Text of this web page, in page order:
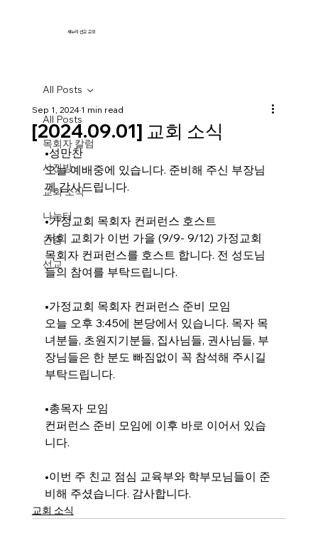
새누리 선교 교회
All Posts
목회자 칼럼
사진방
교회 소식
나눔터
간증
선교
All Posts
[2024.09.01] 교회 소식
Sep 1, 20241 min read
•성만찬
오늘 예배중에 있습니다. 준비해 주신 부장님
께 감사드립니다.
•가정교회 목회자 컨퍼런스 호스트
저희 교회가 이번 가을 (9/9- 9/12) 가정교회
목회자 컨퍼런스를 호스트 합니다. 전 성도님
들의 참여를 부탁드립니다.
•가정교회 목회자 컨퍼런스 준비 모임
오늘 오후 3:45에 본당에서 있습니다. 목자 목
녀분들, 초원지기분들, 집사님들, 권사님들, 부
장님들은 한 분도 빠짐없이 꼭 참석해 주시길
부탁드립니다.
•총목자 모임
컨퍼런스 준비 모임에 이후 바로 이어서 있습
니다.
•이번 주 친교 점심 교육부와 학부모님들이 준
비해 주셨습니다. 감사합니다.
교회 소식